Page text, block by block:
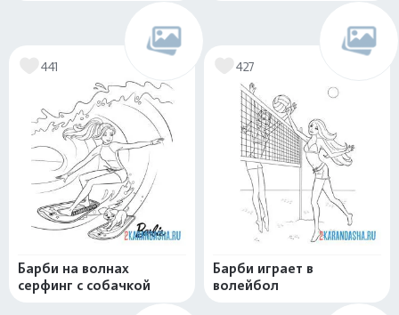
441
Барби на волнах
серфинг с собачкой
427
Барби играет в
волейбол